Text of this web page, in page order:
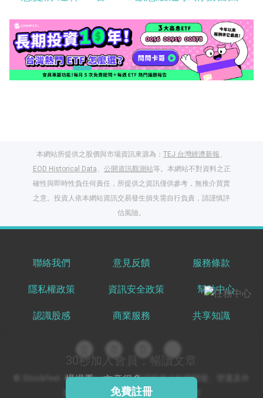
30秒加入會員，暢讀文章
慢慢看，文章很多
免費註冊
本網站所提供之股價與市場資訊來源為： TEJ 台灣經濟新報、
EOD Historical Data、 公開資訊觀測站等。本網站不對資料之正
確性與即時性負任何責任，所提供之資訊僅供參考，無推介買賣
之意。投資人依本網站資訊交易發生損失需自行負責，請謹慎評
估風險。
聯絡我們 意見反饋 服務條款
隱私權政策 資訊安全政策 幫助中心
認識股感 商業服務 共享知識
© Stockfeel. All rights reserved 股感服務之軟體開發、營運及作
業環境通過 ISO/IEC 27001:2022 驗證
出國就缺這咖？股